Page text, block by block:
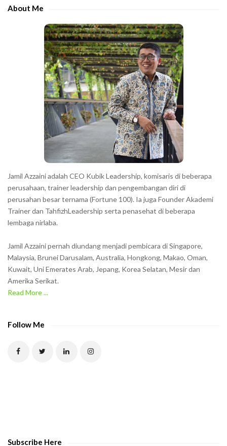
About Me
Jamil Azzaini adalah CEO Kubik Leadership, komisaris di beberapa
perusahaan, trainer leadership dan pengembangan diri di
perusahan besar ternama (Fortune 100). Ia juga Founder Akademi
Trainer dan TahfizhLeadership serta penasehat di beberapa
lembaga nirlaba.
Jamil Azzaini pernah diundang menjadi pembicara di Singapore,
Malaysia, Brunei Darusalam, Australia, Hongkong, Makao, Oman,
Kuwait, Uni Emerates Arab, Jepang, Korea Selatan, Mesir dan
Amerika Serikat.
Read More ...
Follow Me
Subscribe Here